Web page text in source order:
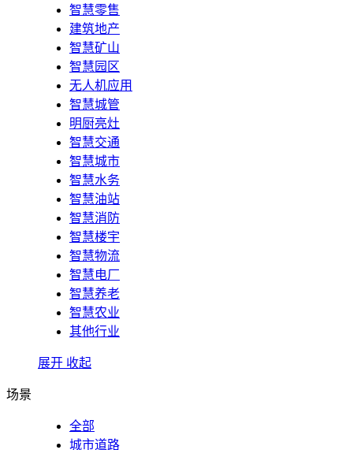
智慧零售
建筑地产
智慧矿山
智慧园区
无人机应用
智慧城管
明厨亮灶
智慧交通
智慧城市
智慧水务
智慧油站
智慧消防
智慧楼宇
智慧物流
智慧电厂
智慧养老
智慧农业
其他行业
展开 收起
场景
全部
城市道路